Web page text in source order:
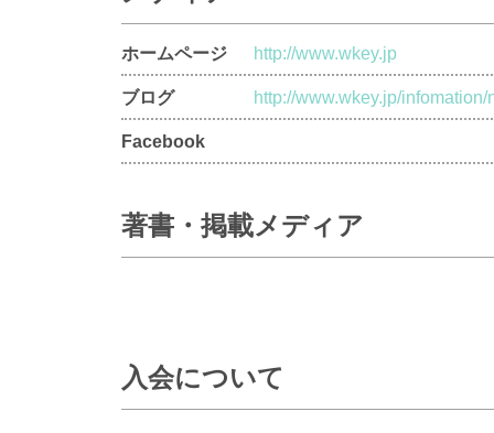
ホームページ http://www.wkey.jp
ブログ http://www.wkey.jp/infomation/
Facebook
著書・掲載メディア
入会について